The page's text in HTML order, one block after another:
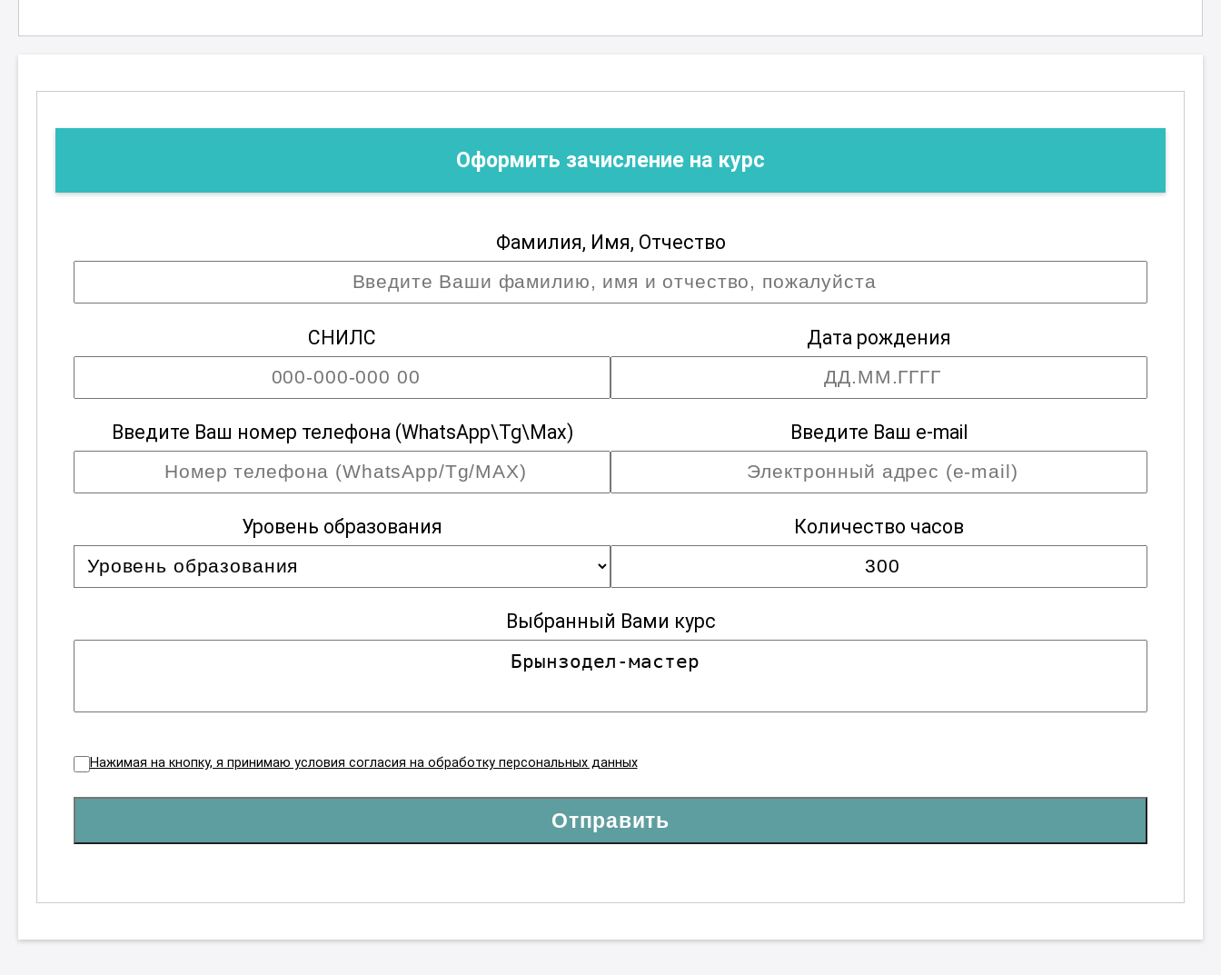
Оформить зачисление на курс
Фамилия, Имя, Отчество
СНИЛС Дата рождения
Введите Ваш номер телефона (WhatsApp\Tg\Max) Введите Ваш e-mail
Уровень образования Количество часов
Выбранный Вами курс
Нажимая на кнопку, я принимаю условия согласия на обработку персональных данных
Отправить